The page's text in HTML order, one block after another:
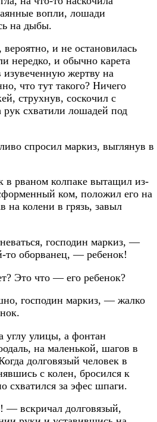
вопли, лошади
на дыбы.
и не остановилась
нередко, и обычно карета
изувеченную жертву на
что тут такого? Ничего
струхнув, соскочил с
рук схватили лошадей под
спросил маркиз, выглянув в
в рваном колпаке вытащил из-
ком, положил его на
на колени в грязь, завыл
господин маркиз, —
то оборванец, — ребенок!
Это что — его ребенок?
господин маркиз, — жалко
углу улицы, а фонтан
на маленькой, шагов в
долговязый человек в
с колен, бросился к
схватился за эфес шпаги.
вскричал долговязый,